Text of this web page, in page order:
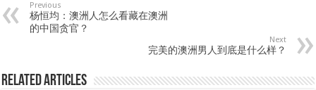
Previous
杨恒均：澳洲人怎么看藏在澳洲
的中国贪官？
Next
完美的澳洲男人到底是什么样？
Related Articles